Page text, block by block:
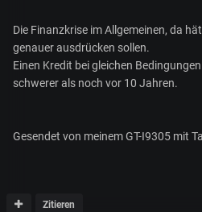
Die Finanzkrise im Allgemeinen, da
genauer ausdrücken sollen.
Einen Kredit bei gleichen
schwerer als noch vor 10 Jahren.
Gesendet von meinem GT-I9305 mit
Zitieren